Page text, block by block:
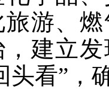
游、
建立
头看”，